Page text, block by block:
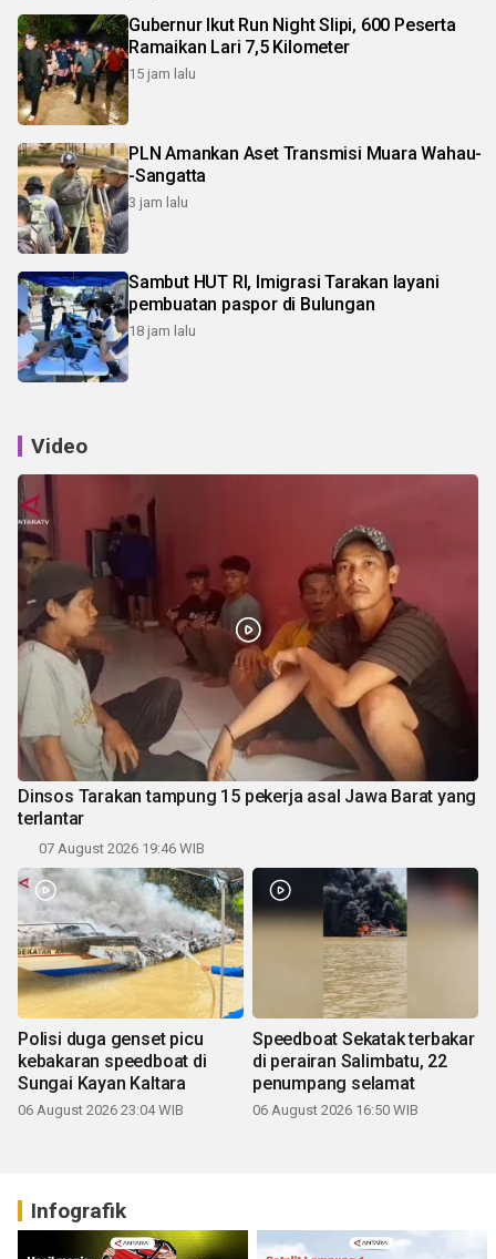
Gubernur Ikut Run Night Slipi, 600 Peserta
Ramaikan Lari 7,5 Kilometer
15 jam lalu
PLN Amankan Aset Transmisi Muara Wahau-
-Sangatta
3 jam lalu
Sambut HUT RI, Imigrasi Tarakan layani
pembuatan paspor di Bulungan
18 jam lalu
Video
Dinsos Tarakan tampung 15 pekerja asal Jawa Barat yang
terlantar
07 August 2026 19:46 WIB
Polisi duga genset picu
kebakaran speedboat di
Sungai Kayan Kaltara
06 August 2026 23:04 WIB
Speedboat Sekatak terbakar
di perairan Salimbatu, 22
penumpang selamat
06 August 2026 16:50 WIB
Infografik